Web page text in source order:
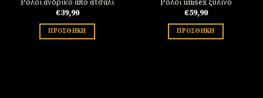
Ρολόι ανδρικό από ατσάλι
€39,90
ΠΡΟΣΘΉΚΗ
Ρολόι unisex ξύλινο
€59,90
ΠΡΟΣΘΉΚΗ